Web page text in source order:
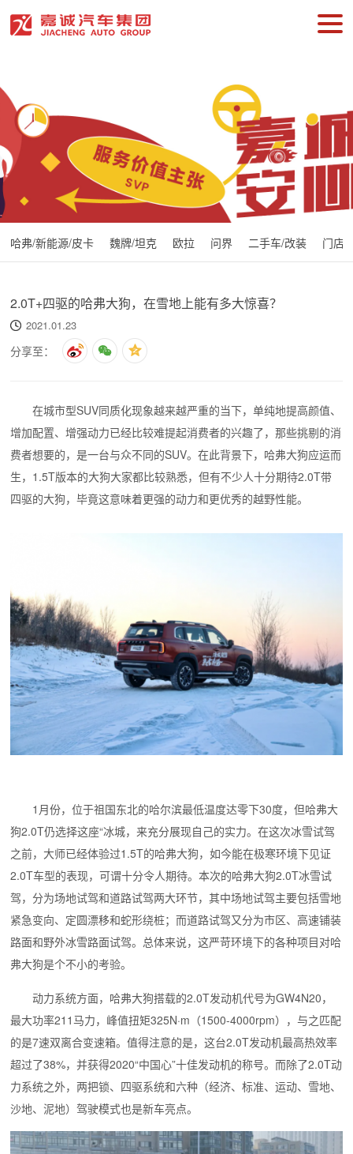
哈弗/新能源/皮卡 魏牌/坦克 欧拉 问界 二手车/改装 门店
2.0T+四驱的哈弗大狗，在雪地上能有多大惊喜？
2021.01.23
分享至：
在城市型SUV同质化现象越来越严重的当下，单纯地提高颜值、
增加配置、增强动力已经比较难提起消费者的兴趣了，那些挑剔的消
费者想要的，是一台与众不同的SUV。在此背景下，哈弗大狗应运而
生，1.5T版本的大狗大家都比较熟悉，但有不少人十分期待2.0T带
四驱的大狗，毕竟这意味着更强的动力和更优秀的越野性能。
1月份，位于祖国东北的哈尔滨最低温度达零下30度，但哈弗大
狗2.0T仍选择这座“冰城，来充分展现自己的实力。在这次冰雪试驾
之前，大师已经体验过1.5T的哈弗大狗，如今能在极寒环境下见证
2.0T车型的表现，可谓十分令人期待。本次的哈弗大狗2.0T冰雪试
驾，分为场地试驾和道路试驾两大环节，其中场地试驾主要包括雪地
紧急变向、定圆漂移和蛇形绕桩；而道路试驾又分为市区、高速铺装
路面和野外冰雪路面试驾。总体来说，这严苛环境下的各种项目对哈
弗大狗是个不小的考验。
动力系统方面，哈弗大狗搭载的2.0T发动机代号为GW4N20，
最大功率211马力，峰值扭矩325N·m（1500-4000rpm），与之匹配
的是7速双离合变速箱。值得注意的是，这台2.0T发动机最高热效率
超过了38%，并获得2020“中国心”十佳发动机的称号。而除了2.0T动
力系统之外，两把锁、四驱系统和六种（经济、标准、运动、雪地、
沙地、泥地）驾驶模式也是新车亮点。